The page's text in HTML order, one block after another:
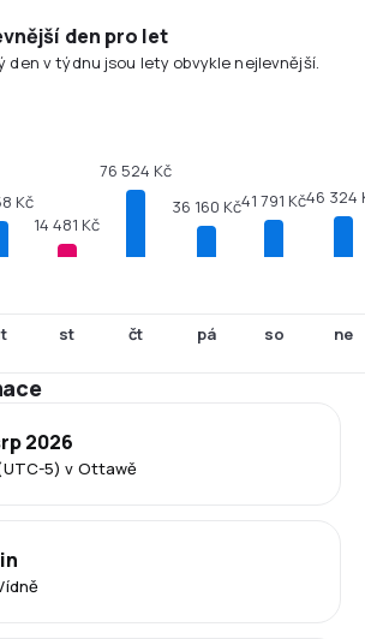
den pro let
den v týdnu jsou lety obvykle nejlevnější.
Kč
14 481 Kč
st
76 524 Kč
čt
36 160 Kč
pá
41 791 Kč
so
46 324
ne
5) v Ottawě
2026